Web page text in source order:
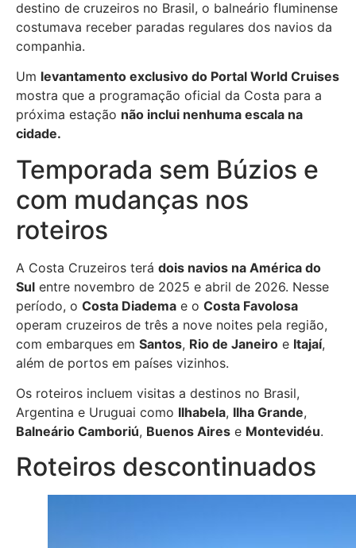
destino de cruzeiros no Brasil, o balneário fluminense
costumava receber paradas regulares dos navios da
companhia.
Um levantamento exclusivo do Portal World Cruises
mostra que a programação oficial da Costa para a
próxima estação não inclui nenhuma escala na
cidade.
Temporada sem Búzios e
com mudanças nos
roteiros
A Costa Cruzeiros terá dois navios na América do
Sul entre novembro de 2025 e abril de 2026. Nesse
período, o Costa Diadema e o Costa Favolosa
operam cruzeiros de três a nove noites pela região,
com embarques em Santos, Rio de Janeiro e Itajaí,
além de portos em países vizinhos.
Os roteiros incluem visitas a destinos no Brasil,
Argentina e Uruguai como Ilhabela, Ilha Grande,
Balneário Camboriú, Buenos Aires e Montevidéu.
Roteiros descontinuados